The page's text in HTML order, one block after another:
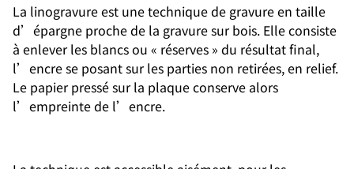
La linogravure est une technique de gravure en taille
d’épargne proche de la gravure sur bois. Elle consiste
à enlever les blancs ou « réserves » du résultat final,
l’encre se posant sur les parties non retirées, en relief.
Le papier pressé sur la plaque conserve alors
l’empreinte de l’encre.